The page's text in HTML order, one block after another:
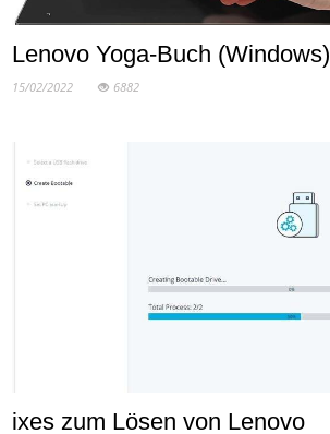
Lenovo Yoga-Buch (Windows)
15/02/2022 6882
ixes zum Lösen von Lenovo